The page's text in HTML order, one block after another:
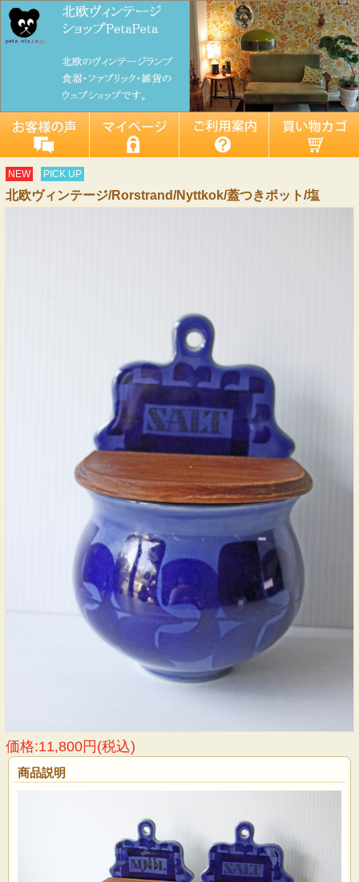
NEW PICK UP
北欧ヴィンテージ/Rorstrand/Nyttkok/蓋つきポット/塩
価格:11,800円(税込)
商品説明